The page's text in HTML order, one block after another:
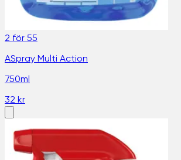
2 för 55
ASpray Multi Action
750ml
32 kr